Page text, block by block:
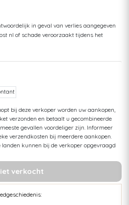
in geval van verlies aangegeven
nl of schade veroorzaakt tijdens het
bij deze verkoper worden uw aankopen,
verzonden en betaalt u gecombineerde
gevallen voordeliger zijn. Informeer
verzendkosten bij meerdere aankopen.
kunnen bij de verkoper opgevraagd
verkocht